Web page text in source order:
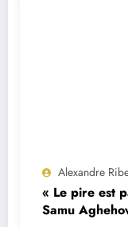
Alexandre
« Le pire est
Samu